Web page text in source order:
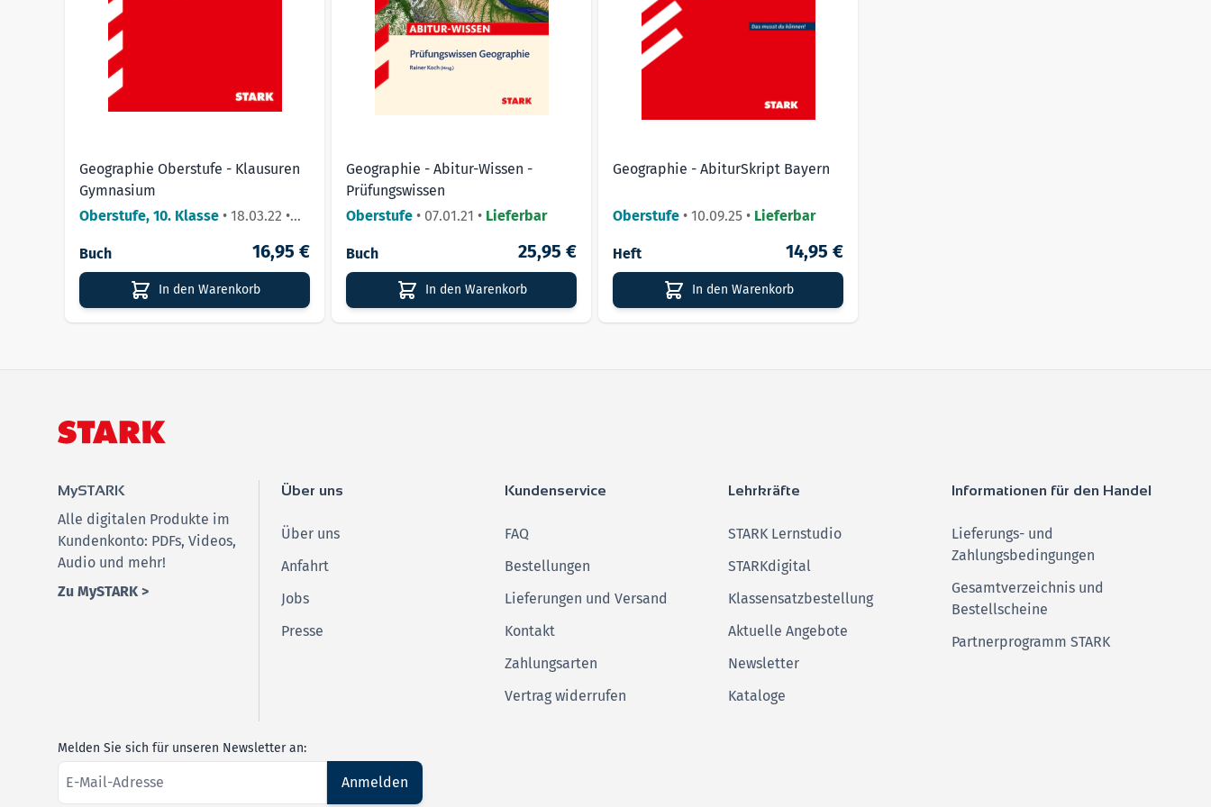
Geographie Oberstufe - Klausuren
Gymnasium
Oberstufe, 10. Klasse • 18.03.22 •
Buch
16,95 €
In den Warenkorb
Geographie - Abitur-Wissen -
Prüfungswissen
Oberstufe • 07.01.21 • Lieferbar
Buch 25,95 €
In den Warenkorb
Geographie - AbiturSkript Bayern
Oberstufe • 10.09.25 • Lieferbar
Heft 14,95 €
In den Warenkorb
MySTARK
Alle digitalen Produkte im
Kundenkonto: PDFs, Videos,
Audio und mehr!
Zu MySTARK >
Über uns
Über uns
Anfahrt
Jobs
Presse
Kundenservice
FAQ
Bestellungen
Lieferungen und Versand
Kontakt
Zahlungsarten
Vertrag widerrufen
Lehrkräfte
STARK Lernstudio
STARKdigital
Klassensatzbestellung
Aktuelle Angebote
Newsletter
Kataloge
Informationen für den Handel
Lieferungs- und
Zahlungsbedingungen
Gesamtverzeichnis und
Bestellscheine
Partnerprogramm STARK
Melden Sie sich für unseren Newsletter an:
Anmelden